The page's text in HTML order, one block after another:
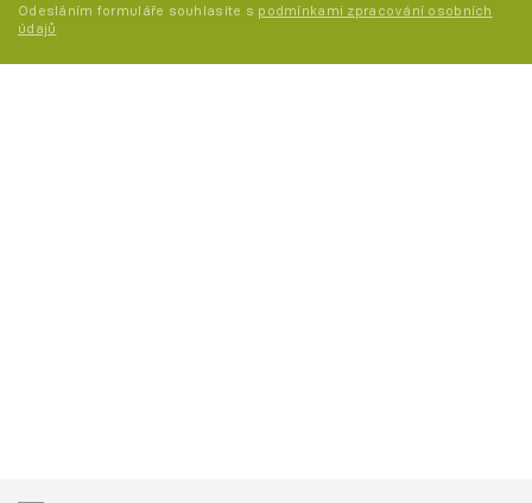
Odesláním formuláře souhlasíte s podmínkami zpracování osobních
údajů